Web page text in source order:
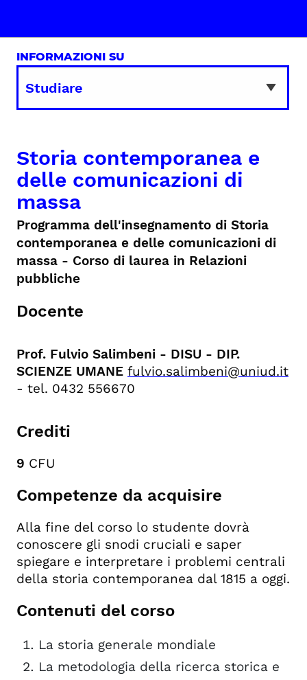
INFORMAZIONI SU
Storia contemporanea e
delle comunicazioni di
massa
Programma dell'insegnamento di Storia
contemporanea e delle comunicazioni di
massa - Corso di laurea in Relazioni
pubbliche
Docente
Prof. Fulvio Salimbeni - DISU - DIP.
SCIENZE UMANE fulvio.salimbeni@uniud.it
- tel. 0432 556670
Crediti
9 CFU
Competenze da acquisire
Alla fine del corso lo studente dovrà
conoscere gli snodi cruciali e saper
spiegare e interpretare i problemi centrali
della storia contemporanea dal 1815 a oggi.
Contenuti del corso
La storia generale mondiale
La metodologia della ricerca storica e